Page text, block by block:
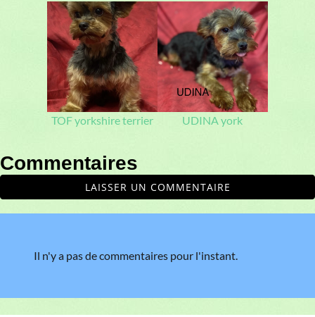
TOF yorkshire terrier UDINA york
Commentaires
LAISSER UN COMMENTAIRE
Il n'y a pas de commentaires pour l'instant.